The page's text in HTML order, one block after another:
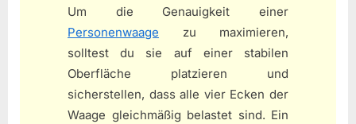
Um die Genauigkeit einer
Personenwaage zu maximieren,
solltest du sie auf einer stabilen
Oberfläche platzieren und
sicherstellen, dass alle vier Ecken der
Waage gleichmäßig belastet sind. Ein